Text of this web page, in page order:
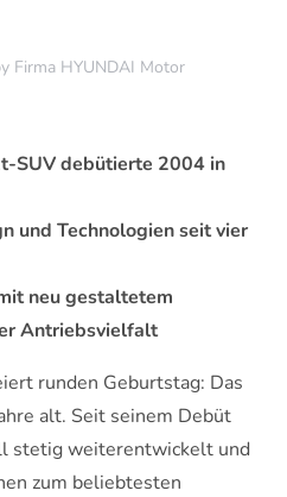
Firma HYUNDAI Motor
SUV debütierte 2004 in
und Technologien seit vier
neu gestaltetem
Antriebsvielfalt
runden Geburtstag: Das
alt. Seit seinem Debüt
stetig weiterentwickelt und
zum beliebtesten